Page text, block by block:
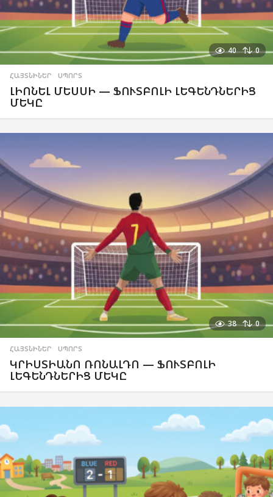
40 0
ՀԱՅՏՆԻՆԵՐ ,ՍՊՈՐՏ
ԼԻՈՆԵԼ ՄԵՍՍԻ — ՖՈՒՏԲՈԼԻ ԼԵԳԵՆԴՆԵՐԻՑ
ՄԵԿԸ
38 0
ՀԱՅՏՆԻՆԵՐ ,ՍՊՈՐՏ
ԿՐԻՍՏԻԱՆՈ ՌՈՆԱԼԴՈ — ՖՈՒՏԲՈԼԻ
ԼԵԳԵՆԴՆԵՐԻՑ ՄԵԿԸ